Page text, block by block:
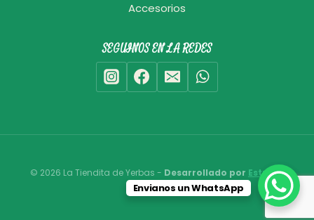
Accesorios
SEGUINOS EN LA REDES
© 2026 La Tiendita de Yerbas - Desarrollado por Estudio
Bixcat
Envianos un WhatsApp